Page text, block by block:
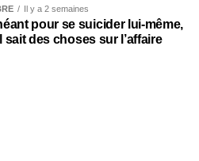
Il y a 2 semaines
pour se suicider lui-même,
sait des choses sur l’affaire